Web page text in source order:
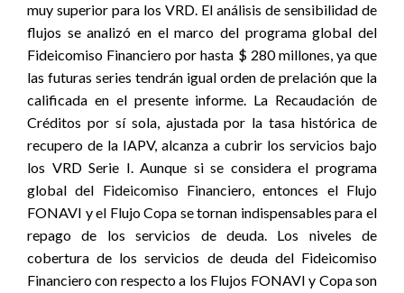
muy superior para los VRD. El análisis de sensibilidad de
flujos se analizó en el marco del programa global del
Fideicomiso Financiero por hasta $ 280 millones, ya que
las futuras series tendrán igual orden de prelación que la
calificada en el presente informe. La Recaudación de
Créditos por sí sola, ajustada por la tasa histórica de
recupero de la IAPV, alcanza a cubrir los servicios bajo
los VRD Serie I. Aunque si se considera el programa
global del Fideicomiso Financiero, entonces el Flujo
FONAVI y el Flujo Copa se tornan indispensables para el
repago de los servicios de deuda. Los niveles de
cobertura de los servicios de deuda del Fideicomiso
Financiero con respecto a los Flujos FONAVI y Copa son